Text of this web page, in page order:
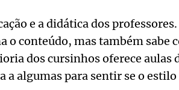
e a didática dos
o conteúdo, mas também
dos cursinhos oferece aulas
a algumas para sentir se o